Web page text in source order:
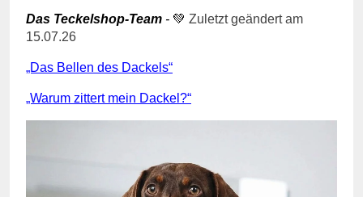
Das Teckelshop-Team - 💚 Zuletzt geändert am
15.07.26
„Das Bellen des Dackels“
„Warum zittert mein Dackel?“